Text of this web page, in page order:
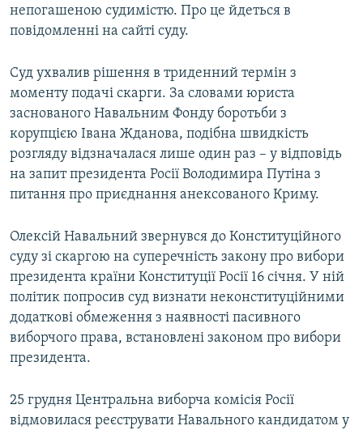
непогашеною судимістю. Про це йдеться в
повідомленні на сайті суду.
Суд ухвалив рішення в триденний термін з
моменту подачі скарги. За словами юриста
заснованого Навальним Фонду боротьби з
корупцією Івана Жданова, подібна швидкість
розгляду відзначалася лише один раз – у відповідь
на запит президента Росії Володимира Путіна з
питання про приєднання анексованого Криму.
Олексій Навальний звернувся до Конституційного
суду зі скаргою на суперечність закону про вибори
президента країни Конституції Росії 16 січня. У ній
політик попросив суд визнати неконституційними
додаткові обмеження з наявності пасивного
виборчого права, встановлені законом про вибори
президента.
25 грудня Центральна виборча комісія Росії
відмовилася реєструвати Навального кандидатом у